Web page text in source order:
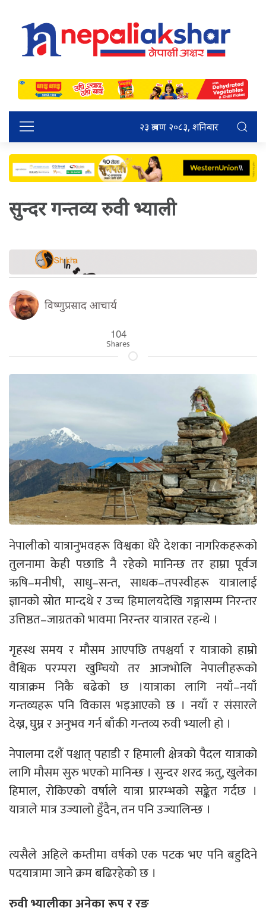
२३ श्रावण २०८३, शनिबार
सुन्दर गन्तव्य रुवी भ्याली
विष्णुप्रसाद आचार्य
104
Shares
नेपालीको यात्रानुभवहरू विश्वका धेरै देशका नागरिकहरूको
तुलनामा केही पछाडि नै रहेको मानिन्छ तर हाम्रा पूर्वज
ऋषि–मनीषी, साधु–सन्त, साधक–तपस्वीहरू यात्रालाई
ज्ञानको स्रोत मान्दथे र उच्च हिमालयदेखि गङ्गासम्म निरन्तर
उत्तिष्ठत–जाग्रतको भावमा निरन्तर यात्रारत रहन्थे ।
गृहस्थ समय र मौसम आएपछि तपश्चर्या र यात्राको हाम्रो
वैश्विक परम्परा खुम्चियो तर आजभोलि नेपालीहरूको
यात्राक्रम निकै बढेको छ ।यात्राका लागि नयाँ–नयाँ
गन्तव्यहरू पनि विकास भइआएको छ । नयाँ र संसारले
देख्न, घुम्न र अनुभव गर्न बाँकी गन्तव्य रुवी भ्याली हो ।
नेपालमा दशैं पश्चात् पहाडी र हिमाली क्षेत्रको पैदल यात्राको
लागि मौसम सुरु भएको मानिन्छ । सुन्दर शरद ऋतु, खुलेका
हिमाल, रोकिएको वर्षाले यात्रा प्रारम्भको सङ्केत गर्दछ ।
यात्राले मात्र उज्यालो हुँदैन, तन पनि उज्यालिन्छ ।
त्यसैले अहिले कम्तीमा वर्षको एक पटक भए पनि बहुदिने
पदयात्रामा जाने क्रम बढिरहेको छ ।
रुवी भ्यालीका अनेका रूप र रङ